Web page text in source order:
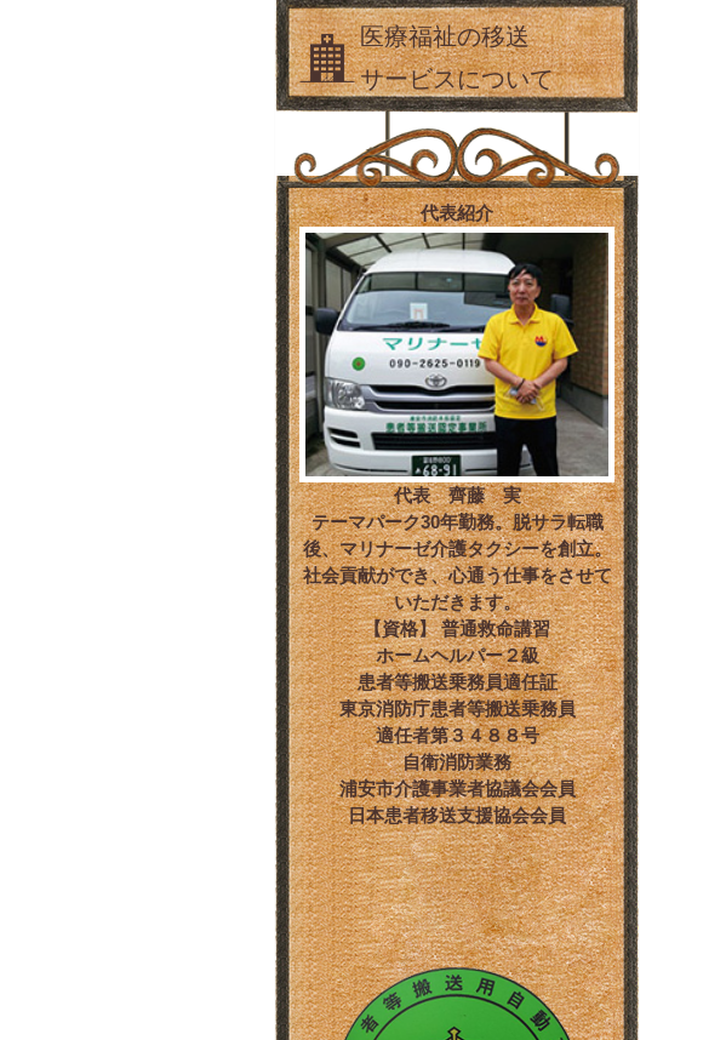
医療福祉の移送
サービスについて
代表紹介
代表 齊藤 実
テーマパーク30年勤務。脱サラ転職
後、マリナーゼ介護タクシーを創立。
社会貢献ができ、心通う仕事をさせて
いただきます。
【資格】 普通救命講習
ホームヘルパー２級
患者等搬送乗務員適任証
東京消防庁患者等搬送乗務員
適任者第３４８８号
自衛消防業務
浦安市介護事業者協議会会員
日本患者移送支援協会会員